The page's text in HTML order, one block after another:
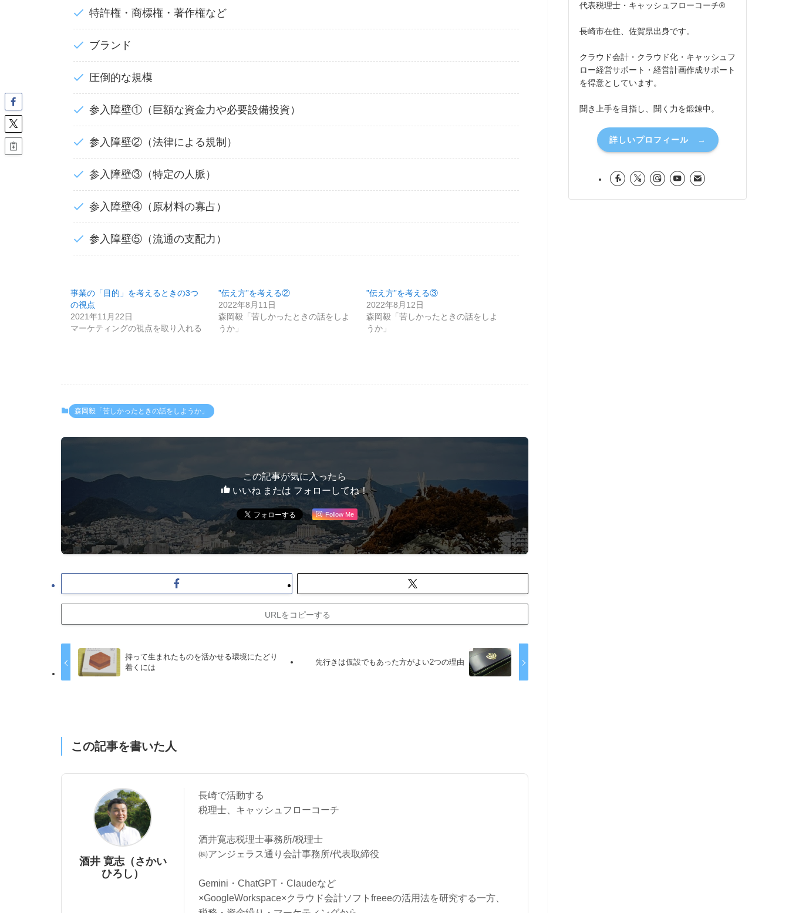
特許権・商標権・著作権など
ブランド
圧倒的な規模
参入障壁①（巨額な資金力や必要設備投資）
参入障壁②（法律による規制）
参入障壁③（特定の人脈）
参入障壁④（原材料の寡占）
参入障壁⑤（流通の支配力）
事業の「目的」を考えるときの3つ
の視点
2021年11月22日
マーケティングの視点を取り入れる
”伝え方”を考える②
2022年8月11日
森岡毅「苦しかったときの話をしよ
うか」
”伝え方”を考える③
2022年8月12日
森岡毅「苦しかったときの話をしよ
うか」
森岡毅「苦しかったときの話をしようか」
この記事が気に入ったら
いいね または フォローしてね！
Follow Me
URLをコピーする
持って生まれたものを活かせる環境にたどり
着くには
先行きは仮設でもあった方がよい2つの理由
この記事を書いた人
酒井 寛志（さかい
ひろし）
長崎で活動する
税理士、キャッシュフローコーチ
酒井寛志税理士事務所/税理士
㈱アンジェラス通り会計事務所/代表取締役
Gemini・ChatGPT・Claudeなど
×GoogleWorkspace×クラウド会計ソフトfreeeの活用法を研究する一方、
代表税理士・キャッシュフローコーチ®
長崎市在住、佐賀県出身です。
クラウド会計・クラウド化・キャッシュフ
ロー経営サポート・経営計画作成サポート
を得意としています。
聞き上手を目指し、聞く力を鍛錬中。
詳しいプロフィール →